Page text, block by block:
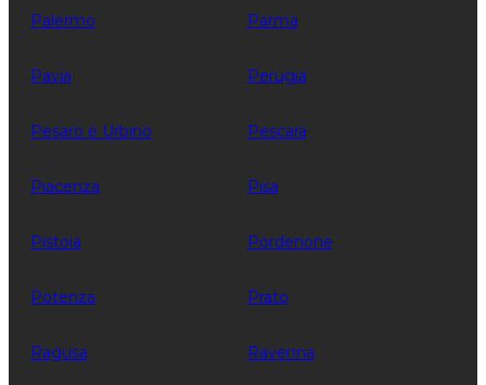
Palermo Parma
Pavia Perugia
Pesaro e Urbino Pescara
Piacenza Pisa
Pistoia Pordenone
Potenza Prato
Ragusa Ravenna